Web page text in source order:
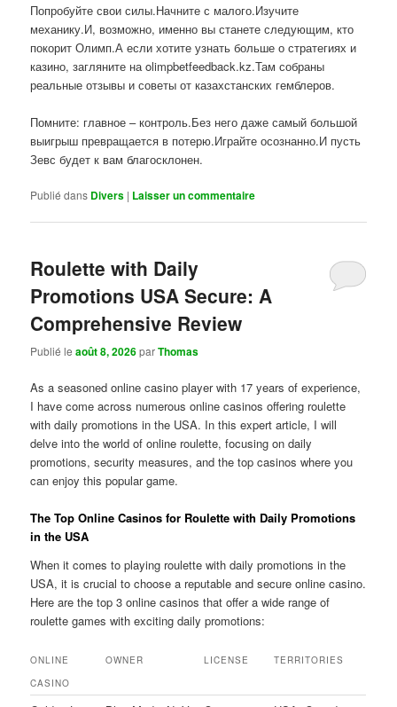
Попробуйте свои силы.Начните с малого.Изучите
механику.И, возможно, именно вы станете следующим, кто
покорит Олимп.А если хотите узнать больше о стратегиях и
казино, загляните на olimpbetfeedback.kz.Там собраны
реальные отзывы и советы от казахстанских гемблеров.
Помните: главное – контроль.Без него даже самый большой
выигрыш превращается в потерю.Играйте осознанно.И пусть
Зевс будет к вам благосклонен.
Publié dans Divers | Laisser un commentaire
Roulette with Daily
Promotions USA Secure: A
Comprehensive Review
Publié leaoût 8, 2026parThomas
As a seasoned online casino player with 17 years of experience,
I have come across numerous online casinos offering roulette
with daily promotions in the USA. In this expert article, I will
delve into the world of online roulette, focusing on daily
promotions, security measures, and the top casinos where you
can enjoy this popular game.
The Top Online Casinos for Roulette with Daily Promotions
in the USA
When it comes to playing roulette with daily promotions in the
USA, it is crucial to choose a reputable and secure online casino.
Here are the top 3 online casinos that offer a wide range of
roulette games with exciting daily promotions:
ONLINE
CASINO
OWNER LICENSE TERRITORIES